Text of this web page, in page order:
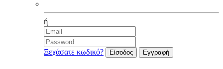
ή
Ξεχάσατε κωδικό?